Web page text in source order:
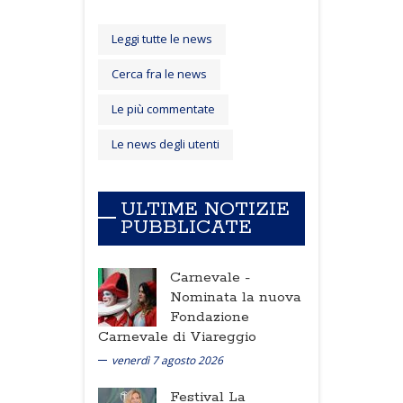
Leggi tutte le news
Cerca fra le news
Le più commentate
Le news degli utenti
ULTIME NOTIZIE
PUBBLICATE
Carnevale -
Nominata la nuova
Fondazione
Carnevale di Viareggio
venerdì 7 agosto 2026
Festival La